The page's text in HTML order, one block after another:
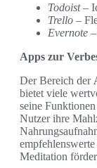
Todoist–
Trello –
Evernote
Apps zur
Der Bereich der
bietet viele
seine
Nutzer ihre
Meditation